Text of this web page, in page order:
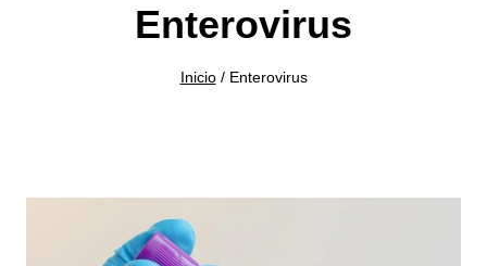
Enterovirus
Inicio / Enterovirus